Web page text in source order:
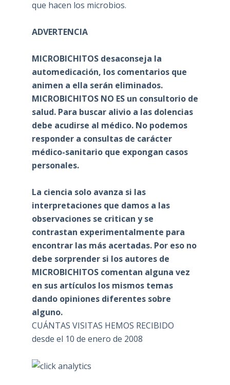
que hacen los microbios.
ADVERTENCIA
MICROBICHITOS desaconseja la
automedicación, los comentarios que
animen a ella serán eliminados.
MICROBICHITOS NO ES un consultorio de
salud. Para buscar alivio a las dolencias
debe acudirse al médico. No podemos
responder a consultas de carácter
médico-sanitario que expongan casos
personales.
La ciencia solo avanza si las
interpretaciones que damos a las
observaciones se critican y se
contrastan experimentalmente para
encontrar las más acertadas. Por eso no
debe sorprender si los autores de
MICROBICHITOS comentan alguna vez
en sus artículos los mismos temas
dando opiniones diferentes sobre
alguno.
CUÁNTAS VISITAS HEMOS RECIBIDO
desde el 10 de enero de 2008